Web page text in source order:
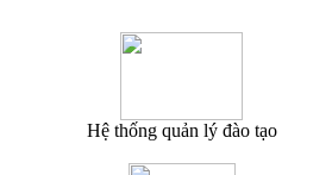
Hệ thống quản lý đào tạo